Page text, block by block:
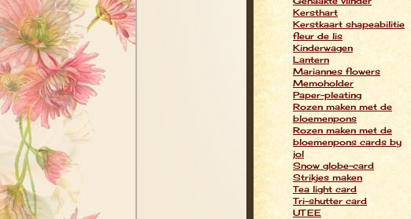
Kersthart
Kerstkaart shapeabilitie
fleur de lis
Kinderwagen
Lantern
Mariannes flowers
Memoholder
Paper-pleating
Rozen maken met de
bloemenpons
Rozen maken met de
bloemenpons cards by
jol
Snow globe-card
Strikjes maken
Tea light card
Tri-shutter card
UTEE